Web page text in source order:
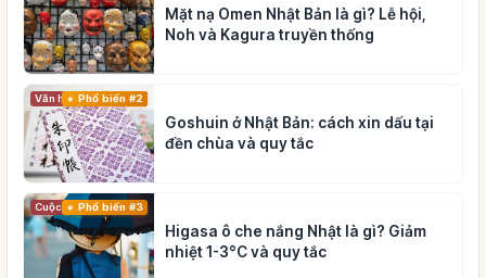
Mặt nạ Omen Nhật Bản là gì? Lễ hội,
Noh và Kagura truyền thống
Văn hóa truyền thống
Phổ biến #2
Goshuin ở Nhật Bản: cách xin dấu tại
đền chùa và quy tắc
Cuộc sốngPhổ biến #3
Higasa ô che nắng Nhật là gì? Giảm
nhiệt 1-3°C và quy tắc